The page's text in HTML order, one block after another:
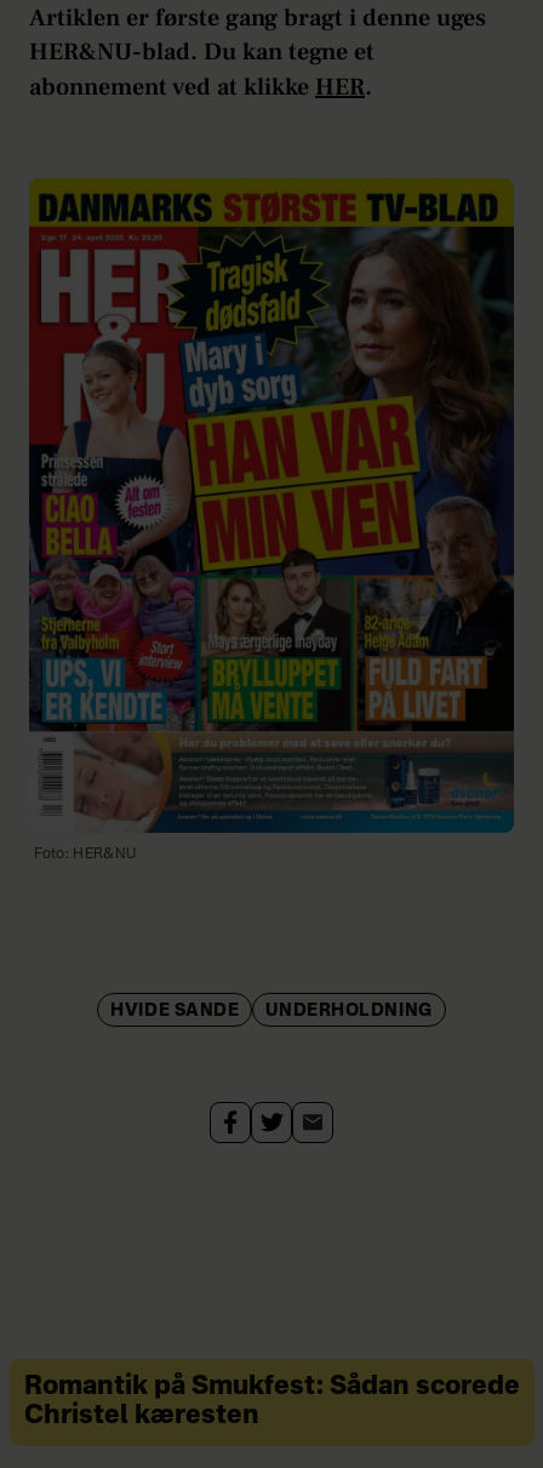
Artiklen er første gang bragt i denne uges
HER&NU-blad. Du kan tegne et
abonnement ved at klikke HER.
Foto: HER&NU
HVIDE SANDE UNDERHOLDNING
Romantik på Smukfest: Sådan scorede
Christel kæresten